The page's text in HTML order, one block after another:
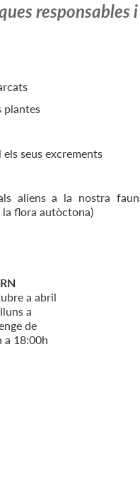
responsables
plantes
seus excrements
aliens a la nostra
la flora autòctona)
a abril
a
de
a 18:00h